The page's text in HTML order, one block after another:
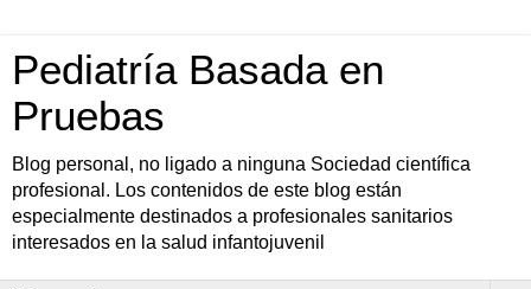
Pediatría Basada en
Pruebas
Blog personal, no ligado a ninguna Sociedad científica
profesional. Los contenidos de este blog están
especialmente destinados a profesionales sanitarios
interesados en la salud infantojuvenil